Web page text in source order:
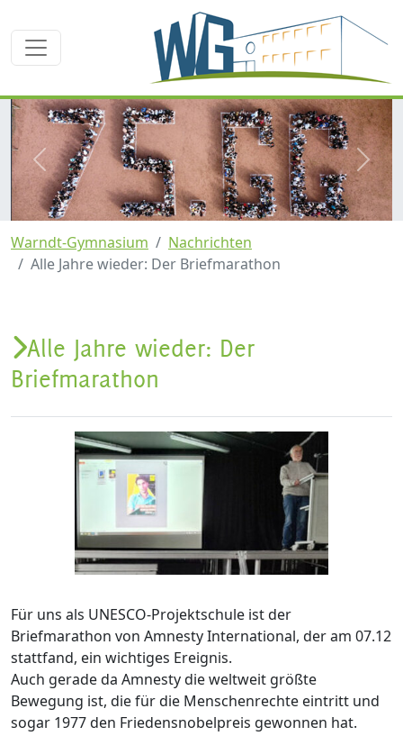
zurück
Warndt-Gymnasium
Nachrichten
Alle Jahre wieder: Der Briefmarathon
Alle Jahre wieder: Der
Briefmarathon
Für uns als UNESCO-Projektschule ist der
Briefmarathon von Amnesty International, der am 07.12
stattfand, ein wichtiges Ereignis.
Auch gerade da Amnesty die weltweit größte
Bewegung ist, die für die Menschenrechte eintritt und
sogar 1977 den Friedensnobelpreis gewonnen hat.